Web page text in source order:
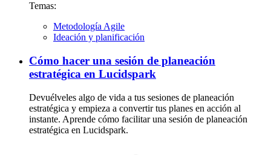
Temas:
Metodología Agile
Ideación y planificación
Cómo hacer una sesión de planeación
estratégica en Lucidspark
Devuélveles algo de vida a tus sesiones de planeación
estratégica y empieza a convertir tus planes en acción al
instante. Aprende cómo facilitar una sesión de planeación
estratégica en Lucidspark.